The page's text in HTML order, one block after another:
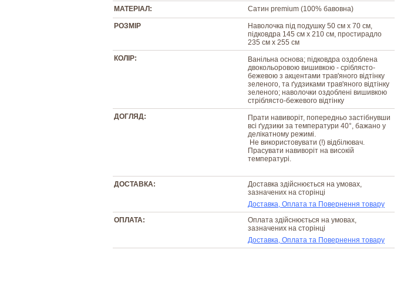
МАТЕРІАЛ:
Сатин premium (100% бавовна)
РОЗМІР
Наволочка під подушку 50 см х 70 см,
підковдра 145 см х 210 см, простирадло
235 см х 255 см
КОЛІР:
Ванільна основа; підковдра оздоблена
двокольоровою вишивкою - сріблясто-
бежевою з акцентами трав'яного відтінку
зеленого, та ґудзиками трав'яного відтінку
зеленого; наволочки оздоблені вишивкою
стріблясто-бежевого відтінку
ДОГЛЯД:
Прати навиворіт, попередньо застібнувши
всі ґудзики за температури 40°, бажано у
делікатному режимі.
Не використовувати (!) відбілювач.
Прасувати навиворіт на високій
температурі.
ДОСТАВКА:
Доставка здійснюється на умовах,
зазначених на сторінці
Доставка, Оплата та Повернення товару
ОПЛАТА:
Оплата здійснюється на умовах,
зазначених на сторінці
Доставка, Оплата та Повернення товару